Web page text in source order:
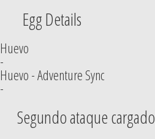
Egg Details
Huevo
-
Huevo - Adventure Sync
-
Segundo ataque cargado